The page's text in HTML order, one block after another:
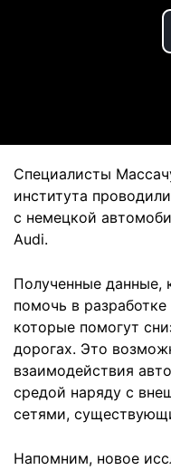
Специалисты
института
с немецкой
Audi.
Полученные данные,
помочь в
которые помогут
дорогах. Это
взаимодействия
средой наряду с
сетями,
Напомним, новое